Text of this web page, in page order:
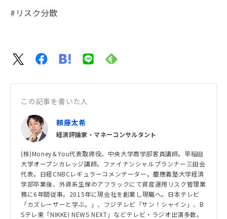
#リスク分散
この記事を書いた人
頼藤太希
経済評論家・マネーコンサルタント
(株)Money＆You代表取締役。中央大学商学部客員講師。早稲田
大学オープンカレッジ講師。ファイナンシャルプランナー三田会
代表。日経CNBCレギュラーコメンテーター。慶應義塾大学経済
学部卒業後、外資系生保のアフラックにて資産運用リスク管理業
務に6年間従事。2015年に現会社を創業し現職へ。日本テレビ
「カズレーザーと学ぶ。」、フジテレビ「サン！シャイン」、B
Sテレ東「NIKKEI NEWS NEXT」などテレビ・ラジオ出演多数。